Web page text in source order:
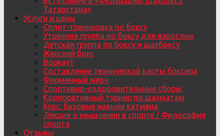
Татарстана»
Услуги и цены
Сплит-тренировка по боксу
Утренняя группа по боксу для взрослых
Детская группа по боксу и шахбоксу
Женский бокс
Воркаут
Составление технической карты боксера
Фирменный мерч
Спортивно-оздоровительные сборы
Корпоративный турнир по шахматам
Курс: базовые навыки катмена
Лекция о мышлении в спорте / Философия
спорта
Отзывы